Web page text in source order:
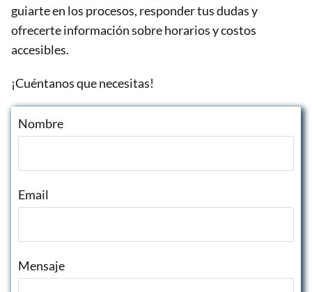
guiarte en los procesos, responder tus dudas y
ofrecerte información sobre horarios y costos
accesibles.
¡Cuéntanos que necesitas!
Nombre
Email
Mensaje